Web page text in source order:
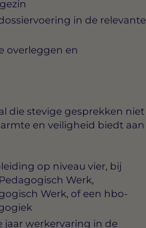
in de relevante
overleggen en
die stevige gesprekken niet
en veiligheid biedt aan
op niveau vier, bij
Werk,
Werk, of een hbo-
jaar werkervaring in de